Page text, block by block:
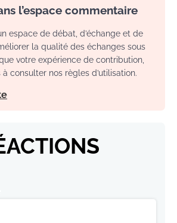
l’espace commentaire
espace de débat, d’échange et de
la qualité des échanges sous
votre expérience de contribution,
à consulter nos règles d’utilisation.